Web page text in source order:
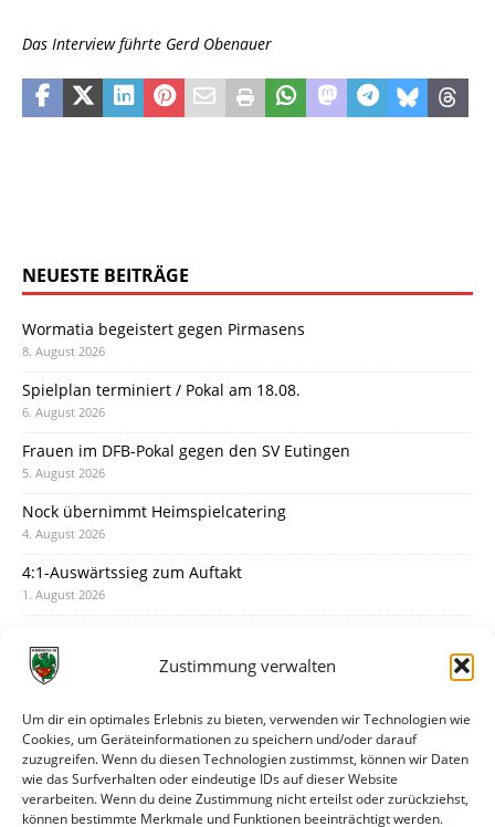
Zustimmung verwalten
Um dir ein optimales Erlebnis zu bieten, verwenden wir Technologien wie
Cookies, um Geräteinformationen zu speichern und/oder darauf
zuzugreifen. Wenn du diesen Technologien zustimmst, können wir Daten
wie das Surfverhalten oder eindeutige IDs auf dieser Website
verarbeiten. Wenn du deine Zustimmung nicht erteilst oder zurückziehst,
können bestimmte Merkmale und Funktionen beeinträchtigt werden.
Das Interview führte Gerd Obenauer
NEUESTE BEITRÄGE
Wormatia begeistert gegen Pirmasens
8. August 2026
Spielplan terminiert / Pokal am 18.08.
6. August 2026
Frauen im DFB-Pokal gegen den SV Eutingen
5. August 2026
Nock übernimmt Heimspielcatering
4. August 2026
4:1-Auswärtssieg zum Auftakt
1. August 2026
31. Juli 2026
30. Juli 2026
Deine Spielminute: 89+1
28. Juli 2026
Neuer Rückensponsor